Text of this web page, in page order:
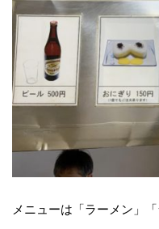
メニューは「ラーメン」